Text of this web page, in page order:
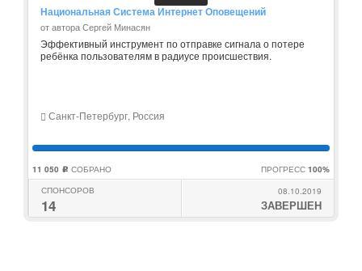
Национальная Система Интернет Оповещений
от автора Сергей Минасян
Эффективный инструмент по отправке сигнала о потере
ребёнка пользователям в радиусе происшествия.
Санкт-Петербург, Россия
11 050 c СОБРАНО ПРОГРЕСС 100%
СПОНСОРОВ
14
08.10.2019
ЗАВЕРШЕН